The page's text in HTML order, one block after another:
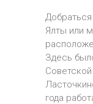
Ялты или
Здесь
года